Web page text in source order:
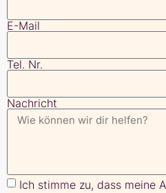
E-Mail
Tel. Nr.
Nachricht
Ich stimme zu, dass meine